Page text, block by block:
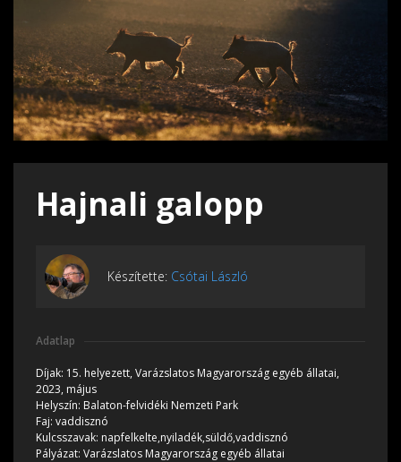
Hajnali galopp
Készítette: Csótai László
Adatlap
Díjak: 15. helyezett, Varázslatos Magyarország egyéb állatai,
2023, május
Helyszín: Balaton-felvidéki Nemzeti Park
Faj: vaddisznó
Kulcsszavak: napfelkelte,nyiladék,süldő,vaddisznó
Pályázat: Varázslatos Magyarország egyéb állatai